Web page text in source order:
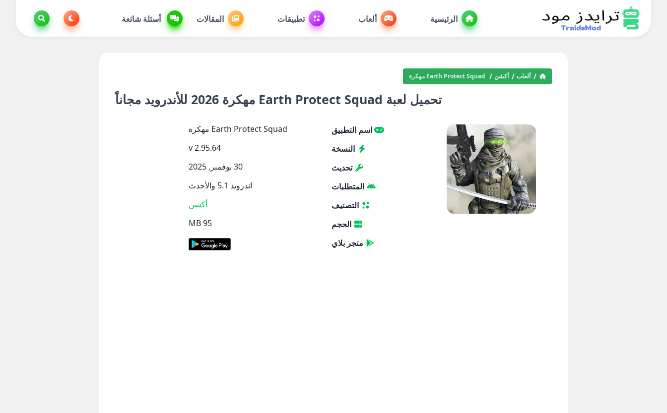
الرئيسية ألعاب تطبيقات المقالات أسئلة شائعة
ألعاب أكشن Earth Protect Squad مهكرة
تحميل لعبة Earth Protect Squad مهكرة 2026 للأندرويد مجاناً
اسم التطبيق
Earth Protect Squad مهكرة
النسخة
v 2.95.64
تحديث
30 نوفمبر, 2025
المتطلبات
اندرويد 5.1 والأحدث
التصنيف
أكشن
الحجم
95 MB
متجر بلاي